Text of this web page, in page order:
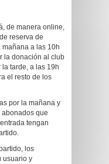
de manera online,
reserva de
a las 10h
la donación al club
tarde, a las 19h
el resto de los
por la mañana y
que
tengan
los
usuario y